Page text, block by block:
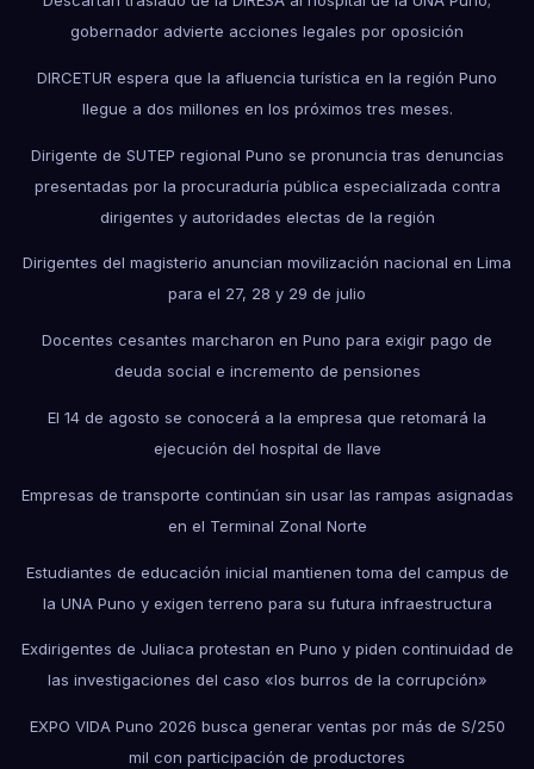
gobernador advierte acciones legales por oposición
DIRCETUR espera que la afluencia turística en la región Puno
llegue a dos millones en los próximos tres meses.
Dirigente de SUTEP regional Puno se pronuncia tras denuncias
presentadas por la procuraduría pública especializada contra
dirigentes y autoridades electas de la región
Dirigentes del magisterio anuncian movilización nacional en Lima
para el 27, 28 y 29 de julio
Docentes cesantes marcharon en Puno para exigir pago de
deuda social e incremento de pensiones
El 14 de agosto se conocerá a la empresa que retomará la
ejecución del hospital de Ilave
Empresas de transporte continúan sin usar las rampas asignadas
en el Terminal Zonal Norte
Estudiantes de educación inicial mantienen toma del campus de
la UNA Puno y exigen terreno para su futura infraestructura
Exdirigentes de Juliaca protestan en Puno y piden continuidad de
las investigaciones del caso «los burros de la corrupción»
EXPO VIDA Puno 2026 busca generar ventas por más de S/250
mil con participación de productores